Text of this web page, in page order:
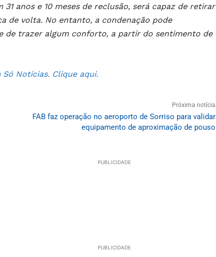
anos e 10 meses de reclusão, será capaz de retirar
de volta. No entanto, a condenação pode
de trazer algum conforto, a partir do sentimento de
Notícias. Clique aqui.
Próxima notícia
FAB faz operação no aeroporto de Sorriso para validar
equipamento de aproximação de pouso
PUBLICIDADE
PUBLICIDADE